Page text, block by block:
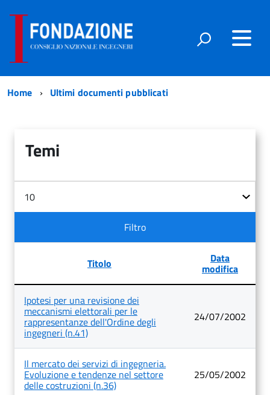
Home Ultimi documenti pubblicati
Temi
Filtri
Filtro
degli
articoli
nella
categoria
Temi
Titolo Data
modifica
Ipotesi per una revisione dei
meccanismi elettorali per le
rappresentanze dell'Ordine degli
ingegneri (n.41)
24/07/2002
Il mercato dei servizi di ingegneria.
Evoluzione e tendenze nel settore
delle costruzioni (n.36)
25/05/2002